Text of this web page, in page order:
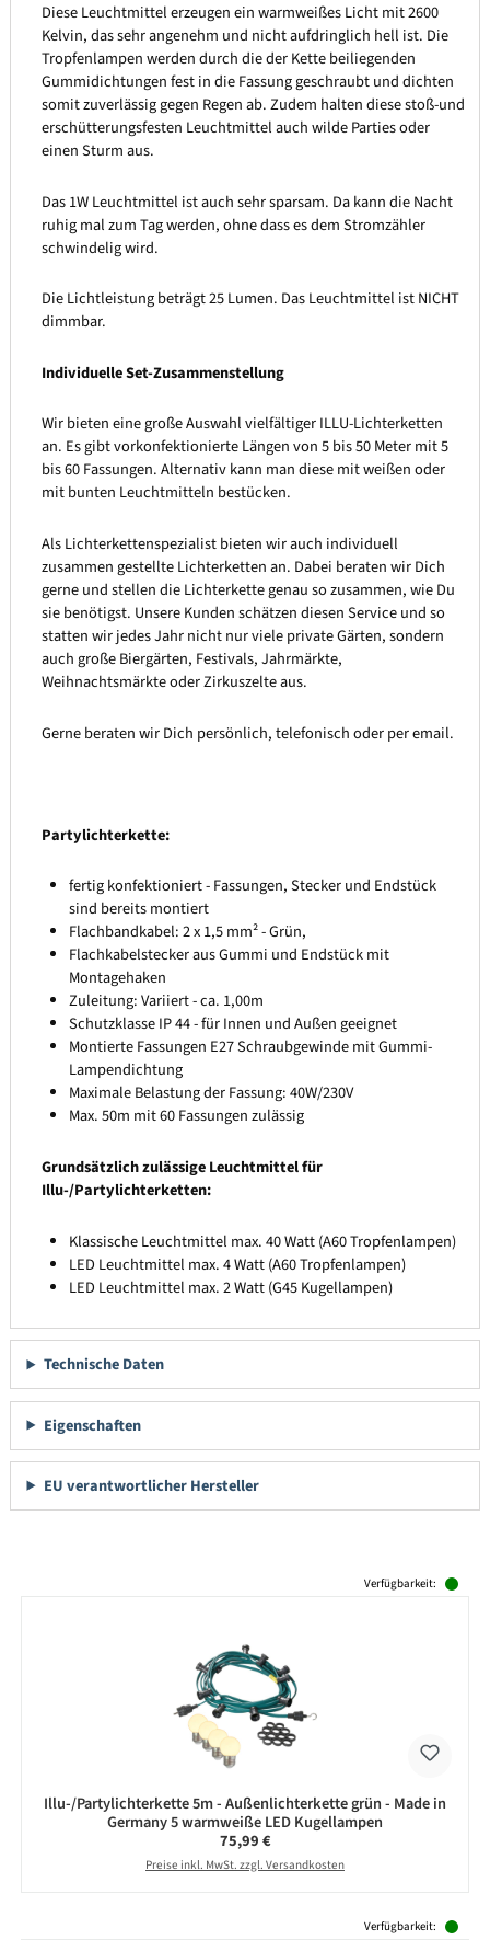
Diese Leuchtmittel erzeugen ein warmweißes Licht mit 2600
Kelvin, das sehr angenehm und nicht aufdringlich hell ist. Die
Tropfenlampen werden durch die der Kette beiliegenden
Gummidichtungen fest in die Fassung geschraubt und dichten
somit zuverlässig gegen Regen ab. Zudem halten diese stoß-und
erschütterungsfesten Leuchtmittel auch wilde Parties oder
einen Sturm aus.
Das 1W Leuchtmittel ist auch sehr sparsam. Da kann die Nacht
ruhig mal zum Tag werden, ohne dass es dem Stromzähler
schwindelig wird.
Die Lichtleistung beträgt 25 Lumen. Das Leuchtmittel ist NICHT
dimmbar.
Individuelle Set-Zusammenstellung
Wir bieten eine große Auswahl vielfältiger ILLU-Lichterketten
an. Es gibt vorkonfektionierte Längen von 5 bis 50 Meter mit 5
bis 60 Fassungen. Alternativ kann man diese mit weißen oder
mit bunten Leuchtmitteln bestücken.
Als Lichterkettenspezialist bieten wir auch individuell
zusammen gestellte Lichterketten an. Dabei beraten wir Dich
gerne und stellen die Lichterkette genau so zusammen, wie Du
sie benötigst. Unsere Kunden schätzen diesen Service und so
statten wir jedes Jahr nicht nur viele private Gärten, sondern
auch große Biergärten, Festivals, Jahrmärkte,
Weihnachtsmärkte oder Zirkuszelte aus.
Gerne beraten wir Dich persönlich, telefonisch oder per email.
Partylichterkette:
fertig konfektioniert - Fassungen, Stecker und Endstück
sind bereits montiert
Flachbandkabel: 2 x 1,5 mm² - Grün,
Flachkabelstecker aus Gummi und Endstück mit
Montagehaken
Zuleitung: Variiert - ca. 1,00m
Schutzklasse IP 44 - für Innen und Außen geeignet
Montierte Fassungen E27 Schraubgewinde mit Gummi-
Lampendichtung
Maximale Belastung der Fassung: 40W/230V
Max. 50m mit 60 Fassungen zulässig
Grundsätzlich zulässige Leuchtmittel für
Illu-/Partylichterketten:
Klassische Leuchtmittel max. 40 Watt (A60 Tropfenlampen)
LED Leuchtmittel max. 4 Watt (A60 Tropfenlampen)
LED Leuchtmittel max. 2 Watt (G45 Kugellampen)
Technische Daten
Eigenschaften
EU verantwortlicher Hersteller
Verfügbarkeit:
Illu-/Partylichterkette 5m - Außenlichterkette grün - Made in
Germany 5 warmweiße LED Kugellampen
Regulärer Preis:
75,99 €
Preise inkl. MwSt. zzgl. Versandkosten
Verfügbarkeit: